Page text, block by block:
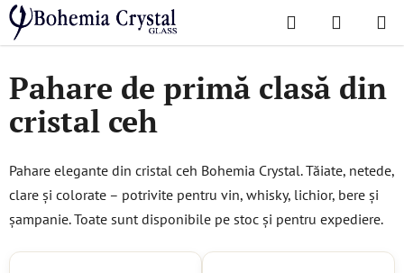
Treci
conținut
Căutare
DE
Acasă
/ Pahare
Pahare de primă clasă din
cristal ceh
Pahare elegante din cristal ceh Bohemia Crystal. Tăiate, netede,
clare și colorate – potrivite pentru vin, whisky, lichior, bere și
șampanie. Toate sunt disponibile pe stoc și pentru expediere.